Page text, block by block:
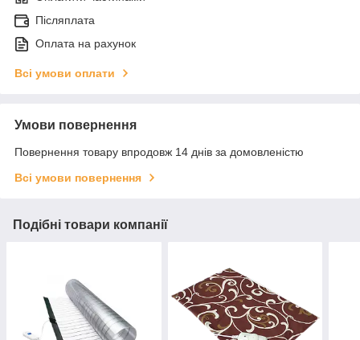
Післяплата
Оплата на рахунок
Всі умови оплати
Умови повернення
Повернення товару впродовж 14 днів за домовленістю
Всі умови повернення
Подібні товари компанії